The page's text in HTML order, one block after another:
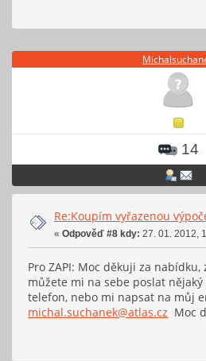
14
Re:Koupím vyřazenou
« Odpověď #8 kdy: 27. 01. 2012,
Pro ZAPI: Moc děkuji za
můžete mi na sebe poslat
telefon, nebo mi napsat na můj
michal.suchanek@atlas.cz Moc